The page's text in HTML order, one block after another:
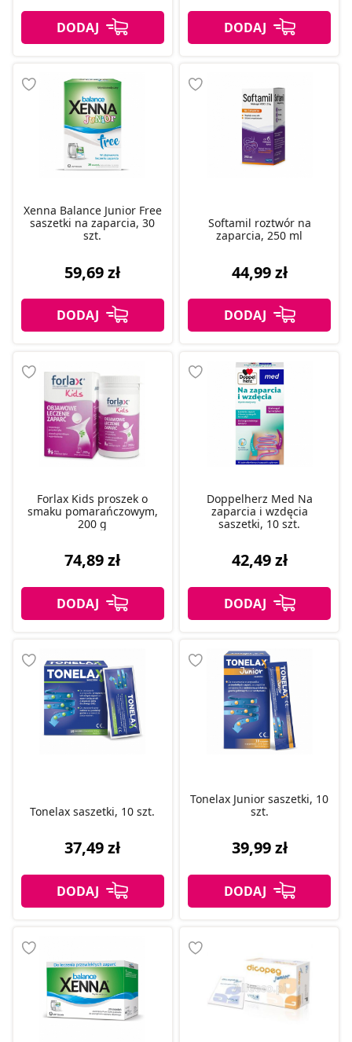
Xenna Balance Junior Free
saszetki na zaparcia, 30
szt.
59,69 zł
Softamil roztwór na
zaparcia, 250 ml
44,99 zł
Forlax Kids proszek o
smaku pomarańczowym,
200 g
74,89 zł
Doppelherz Med Na
zaparcia i wzdęcia
saszetki, 10 szt.
42,49 zł
Tonelax saszetki, 10 szt.
37,49 zł
Tonelax Junior saszetki, 10
szt.
39,99 zł